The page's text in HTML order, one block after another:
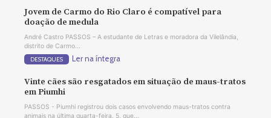
Jovem de Carmo do Rio Claro é compatível para
doação de medula
André Castro PASSOS – A estudante de Letras e moradora da Vilelândia,
distrito de Carmo...
DESTAQUES Ler na íntegra
Vinte cães são resgatados em situação de maus-tratos
em Piumhi
PASSOS - Piumhi registrou dois casos envolvendo maus-tratos contra
animais na última quarta-feira, 5, que...